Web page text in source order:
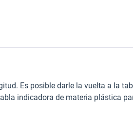
Es posible darle la vuelta a la
indicadora de materia plástica